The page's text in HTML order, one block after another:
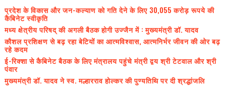
प्रदेश के विकास और जन-कल्याण को गति देने के लिए 30,055 करोड़ रूपये की
कैबिनेट स्वीकृति
मध्य क्षेत्रीय परिषद् की अगली बैठक होगी उज्जैन में : मुख्यमंत्री डॉ. यादव
कौशल प्रशिक्षण से बढ़ रहा बेटियों का आत्मविश्वास, आत्मनिर्भर जीवन की ओर बढ़
रहे कदम
ई-रिक्शा से कैबिनेट बैठक के लिए मंत्रालय पहुंचे मंत्री द्वय श्री टेटवाल और श्री
पंवार
मुख्यमंत्री डॉ. यादव ने स्व. मल्हारराव होल्कर की पुण्यतिथि पर दी श्रद्धांजलि